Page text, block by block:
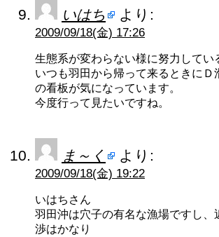
いはち より:
2009/09/18(金) 17:26
生態系が変わらない様に努力してい
いつも羽田から帰って来るときにＤ
の看板が気になっています。
今度行って見たいですね。
ま～く より:
2009/09/18(金) 19:22
いはちさん
羽田沖は穴子の有名な漁場ですし、
渉はかなり